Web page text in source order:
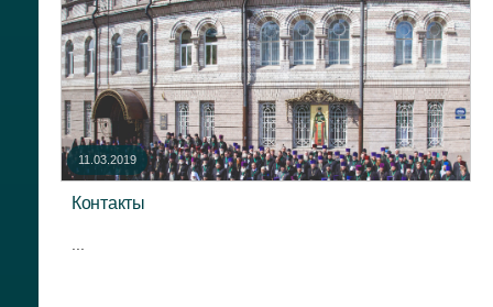
11.03.2019
Контакты